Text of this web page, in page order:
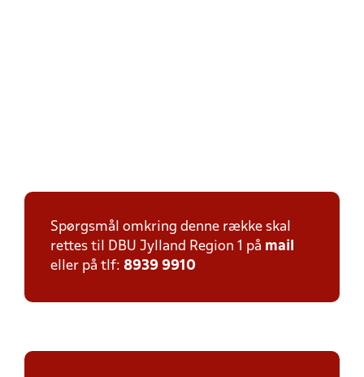
Spørgsmål omkring denne række skal
rettes til DBU Jylland Region 1 på mail
eller på tlf: 8939 9910